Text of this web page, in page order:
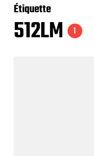
Étiquette
512LM 1